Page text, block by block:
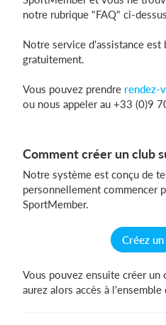
Français
notre rubrique "FAQ" ci-
Notre service d'assistance
gratuitement.
Vous pouvez prendre rendez-
ou nous appeler au +33 (0)9
Comment créer un club
Notre système est conçu de
personnellement commencer
SportMember.
Créez
Vous pouvez ensuite créer
aurez alors accès à l'ensemble